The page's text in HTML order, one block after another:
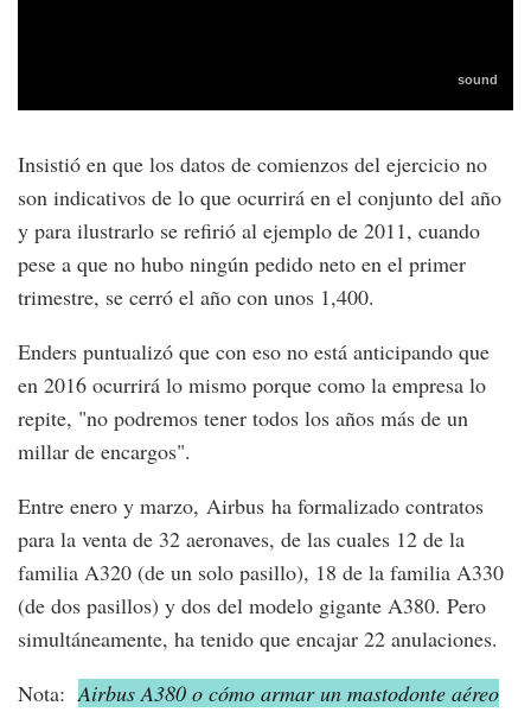
Insistió en que los datos de comienzos del ejercicio no
son indicativos de lo que ocurrirá en el conjunto del año
y para ilustrarlo se refirió al ejemplo de 2011, cuando
pese a que no hubo ningún pedido neto en el primer
trimestre, se cerró el año con unos 1,400.
Enders puntualizó que con eso no está anticipando que
en 2016 ocurrirá lo mismo porque como la empresa lo
repite, "no podremos tener todos los años más de un
millar de encargos".
Entre enero y marzo, Airbus ha formalizado contratos
para la venta de 32 aeronaves, de las cuales 12 de la
familia A320 (de un solo pasillo), 18 de la familia A330
(de dos pasillos) y dos del modelo gigante A380. Pero
simultáneamente, ha tenido que encajar 22 anulaciones.
Nota: Airbus A380 o cómo armar un mastodonte aéreo